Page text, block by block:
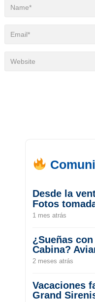
Desde la
Fotos
1 mes atrás
¿Sueñas
Cabina?
2 meses atrás
Vacaciones
Grand